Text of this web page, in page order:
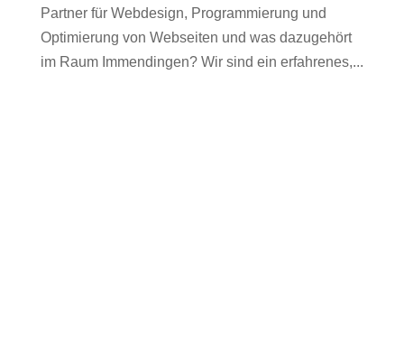
Partner für Webdesign, Programmierung und
Optimierung von Webseiten und was dazugehört
im Raum Immendingen? Wir sind ein erfahrenes,...